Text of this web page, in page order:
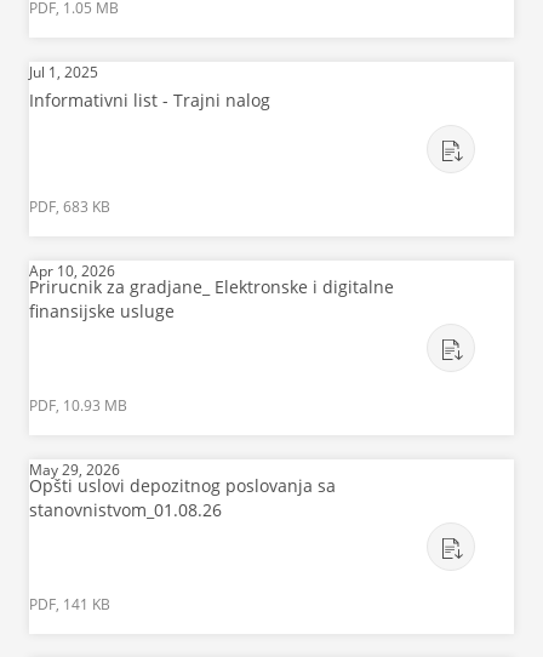
PDF, 1.05 MB
Jul 1, 2025
Informativni list - Trajni nalog
PDF, 683 KB
Apr 10, 2026
Prirucnik za gradjane_ Elektronske i digitalne
finansijske usluge
PDF, 10.93 MB
May 29, 2026
Opšti uslovi depozitnog poslovanja sa
stanovnistvom_01.08.26
PDF, 141 KB